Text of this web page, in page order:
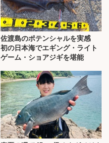
佐渡島のポテンシャルを実感
初の日本海でエギング・ライト
ゲーム・ショアジギを堪能